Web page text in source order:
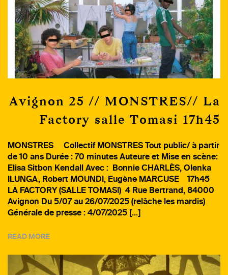
Avignon 25 // MONSTRES// La
Factory salle Tomasi 17h45
MONSTRES Collectif MONSTRES Tout public/ à partir
de 10 ans Durée : 70 minutes Auteure et Mise en scène:
Elisa Sitbon Kendall Avec : Bonnie CHARLÈS, Olenka
ILUNGA, Robert MOUNDI, Eugène MARCUSE 17h45
LA FACTORY (SALLE TOMASI) 4 Rue Bertrand, 84000
Avignon Du 5/07 au 26/07/2025 (relâche les mardis)
Générale de presse : 4/07/2025 […]
READ MORE